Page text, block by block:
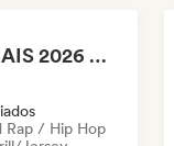
RAP FRANÇAIS 2026 🔥🇫🇷 (Way Records)
Rap / Hip Hop